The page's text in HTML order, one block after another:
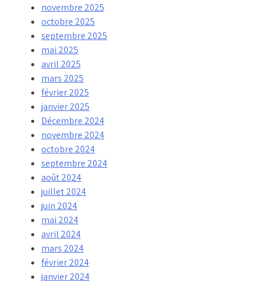
novembre 2025
octobre 2025
septembre 2025
mai 2025
avril 2025
mars 2025
février 2025
janvier 2025
Décembre 2024
novembre 2024
octobre 2024
septembre 2024
août 2024
juillet 2024
juin 2024
mai 2024
avril 2024
mars 2024
février 2024
janvier 2024